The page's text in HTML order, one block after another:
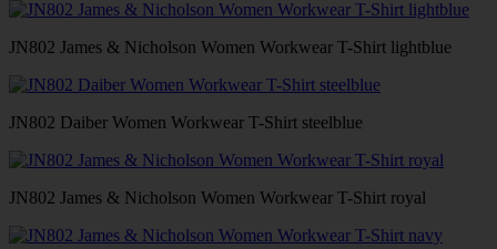
JN802 James & Nicholson Women Workwear T-Shirt lightblue
JN802 Daiber Women Workwear T-Shirt steelblue
JN802 James & Nicholson Women Workwear T-Shirt royal